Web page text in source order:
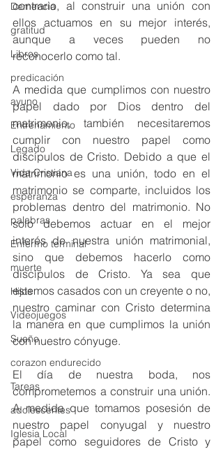
Demencia
gratitud
Libros
predicación
ayuno
Entrenamiento
Legado
Vida Cristiana
esperanza
palabras
Enfermo terminal
muerte
Hijos
Videojuegos
Sueño
corazon endurecido
Tareas
adolescentes
Iglesia Local
contrario, al construir una unión con
ellos actuamos en su mejor interés,
aunque a veces pueden no
reconocerlo como tal.
A medida que cumplimos con nuestro
papel dado por Dios dentro del
matrimonio, también necesitaremos
cumplir con nuestro papel como
discípulos de Cristo. Debido a que el
matrimonio es una unión, todo en el
matrimonio se comparte, incluidos los
problemas dentro del matrimonio. No
solo debemos actuar en el mejor
interés de nuestra unión matrimonial,
sino que debemos hacerlo como
discípulos de Cristo. Ya sea que
estemos casados ​​con un creyente o no,
nuestro caminar con Cristo determina
la manera en que cumplimos la unión
con nuestro cónyuge.
El día de nuestra boda, nos
comprometemos a construir una unión.
A medida que tomamos posesión de
nuestro papel conyugal y nuestro
papel como seguidores de Cristo y